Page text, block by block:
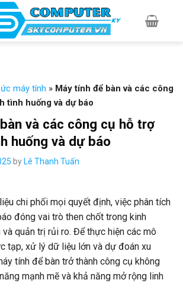
máy tính » Máy tính để bàn và các công
tình huống và dự báo
và các công cụ hỗ trợ
huống và dự báo
by Lê Thanh Tuấn
chi phối mọi quyết định, việc phân tích
đóng vai trò then chốt trong kinh
và quản trị rủi ro. Để thực hiện các mô
tạp, xử lý dữ liệu lớn và dự đoán xu
tính để bàn trở thành công cụ không
mạnh mẽ và khả năng mở rộng linh